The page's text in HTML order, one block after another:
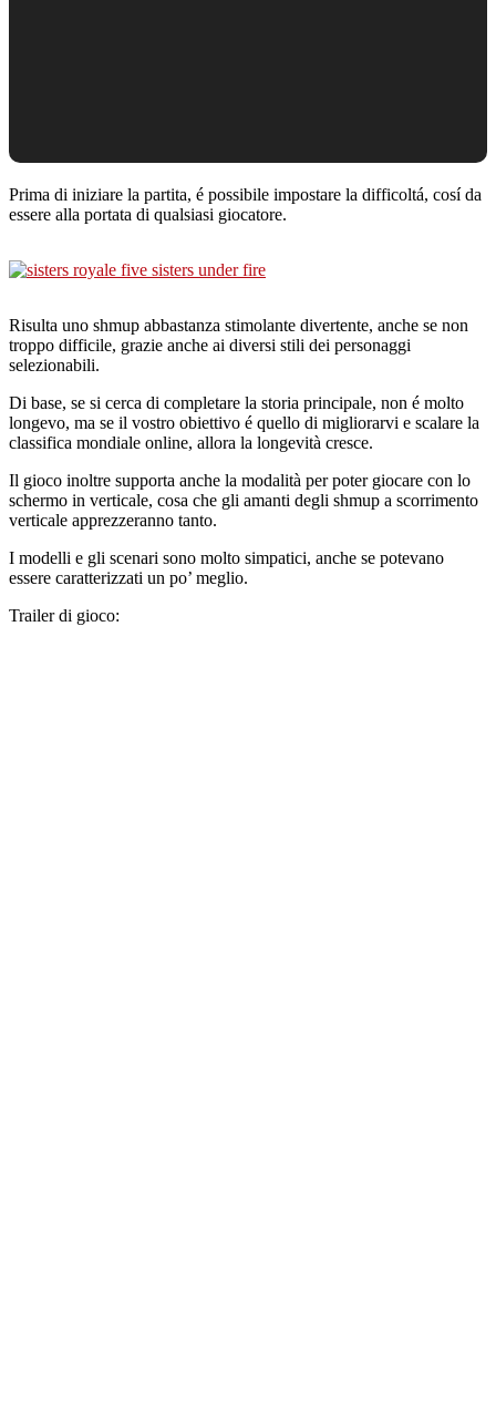
Prima di iniziare la partita, é possibile impostare la difficoltá, cosí da
essere alla portata di qualsiasi giocatore.
Risulta uno shmup abbastanza stimolante divertente, anche se non
troppo difficile, grazie anche ai diversi stili dei personaggi
selezionabili.
Di base, se si cerca di completare la storia principale, non é molto
longevo, ma se il vostro obiettivo é quello di migliorarvi e scalare la
classifica mondiale online, allora la longevità cresce.
Il gioco inoltre supporta anche la modalità per poter giocare con lo
schermo in verticale, cosa che gli amanti degli shmup a scorrimento
verticale apprezzeranno tanto.
I modelli e gli scenari sono molto simpatici, anche se potevano
essere caratterizzati un po’ meglio.
Trailer di gioco: